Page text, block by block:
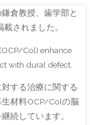
倉教授、歯学部と
されました。
Col) enhance
with dural defect.
する治療に関する
材料OCP/Colの脳
続しています。